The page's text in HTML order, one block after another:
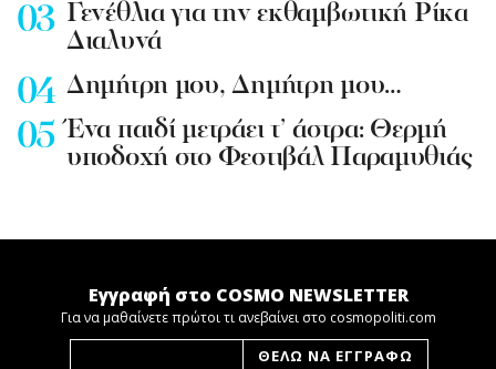
Γενέθλια για την εκθαμβωτική Ρίκα
Διαλυνά
Δημήτρη μου, Δημήτρη μου…
Ένα παιδί μετράει τ’ άστρα: Θερμή
υποδοχή στο Φεστιβάλ Παραμυθιάς
Εγγραφή στο COSMO NEWSLETTER
Για να μαθαίνετε πρώτοι τι ανεβαίνει στο cosmopoliti.com